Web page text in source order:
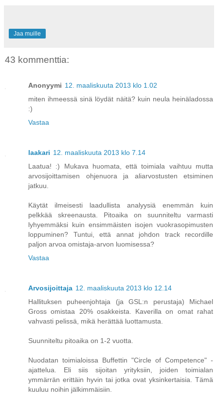
Jaa muille
43 kommenttia:
Anonyymi 12. maaliskuuta 2013 klo 1.02
miten ihmeessä sinä löydät näitä? kuin neula heinäladossa
:)
Vastaa
laakari 12. maaliskuuta 2013 klo 7.14
Laatua! :) Mukava huomata, että toimiala vaihtuu mutta
arvosijoittamisen ohjenuora ja aliarvostusten etsiminen
jatkuu.
Käytät ilmeisesti laadullista analyysiä enemmän kuin
pelkkää skreenausta. Pitoaika on suunniteltu varmasti
lyhyemmäksi kuin ensimmäisten isojen vuokrasopimusten
loppuminen? Tuntui, että annat johdon track recordille
paljon arvoa omistaja-arvon luomisessa?
Vastaa
Arvosijoittaja 12. maaliskuuta 2013 klo 12.14
Hallituksen puheenjohtaja (ja GSL:n perustaja) Michael
Gross omistaa 20% osakkeista. Kaverilla on omat rahat
vahvasti pelissä, mikä herättää luottamusta.
Suunniteltu pitoaika on 1-2 vuotta.
Nuodatan toimialoissa Buffettin "Circle of Competence" -
ajattelua. Eli siis sijoitan yrityksiin, joiden toimialan
ymmärrän erittäin hyvin tai jotka ovat yksinkertaisia. Tämä
kuuluu noihin jälkimmäisiin.